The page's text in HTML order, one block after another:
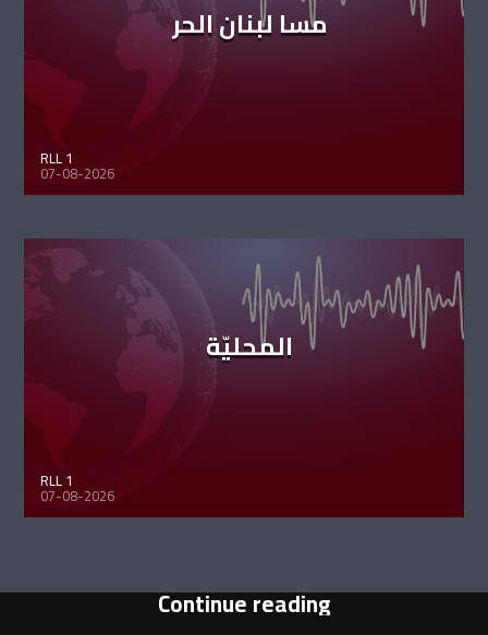
مسا لبنان الحر
RLL 1
07-08-2026
المحليّة
RLL 1
07-08-2026
Continue reading